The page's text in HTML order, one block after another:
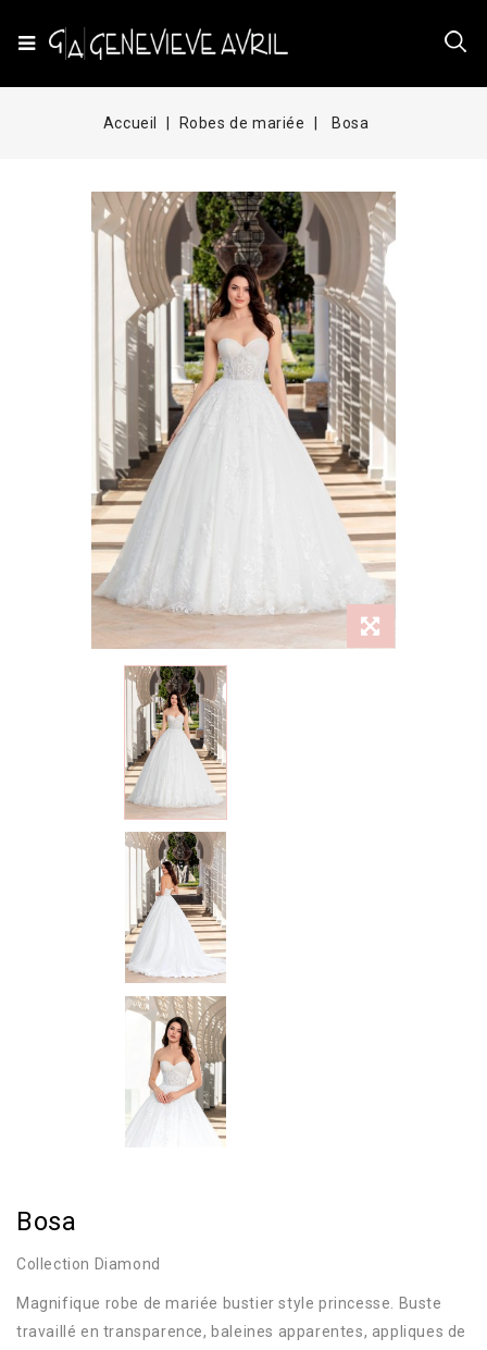
Accueil Robes de mariée Bosa
Bosa
Collection Diamond
Magnifique robe de mariée bustier style princesse. Buste
travaillé en transparence, baleines apparentes, appliques de